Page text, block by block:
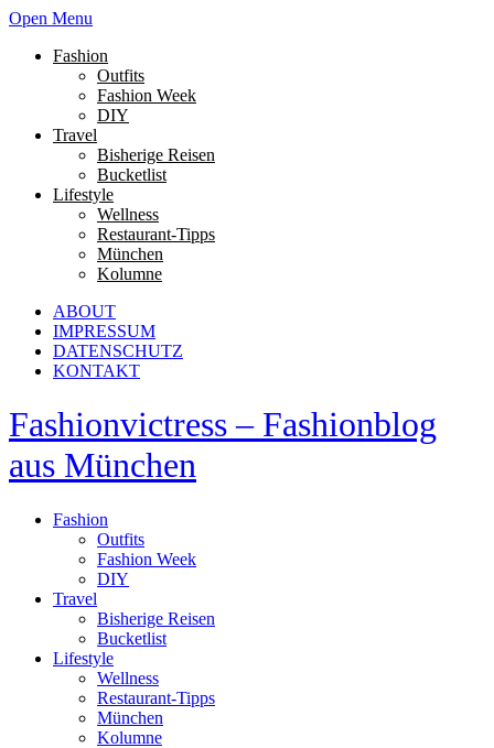
Open Menu
Fashion
Outfits
Fashion Week
DIY
Travel
Bisherige Reisen
Bucketlist
Lifestyle
Wellness
Restaurant-Tipps
München
Kolumne
ABOUT
IMPRESSUM
DATENSCHUTZ
KONTAKT
Fashionvictress – Fashionblog
aus München
Fashion
Outfits
Fashion Week
DIY
Travel
Bisherige Reisen
Bucketlist
Lifestyle
Wellness
Restaurant-Tipps
München
Kolumne